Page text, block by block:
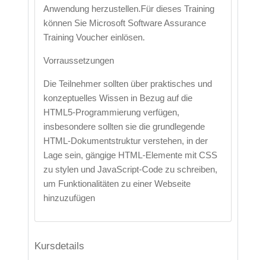
Anwendung herzustellen.Für dieses Training
können Sie Microsoft Software Assurance
Training Voucher einlösen.
Vorraussetzungen
Die Teilnehmer sollten über praktisches und
konzeptuelles Wissen in Bezug auf die
HTML5-Programmierung verfügen,
insbesondere sollten sie die grundlegende
HTML-Dokumentstruktur verstehen, in der
Lage sein, gängige HTML-Elemente mit CSS
zu stylen und JavaScript-Code zu schreiben,
um Funktionalitäten zu einer Webseite
hinzuzufügen
Kursdetails